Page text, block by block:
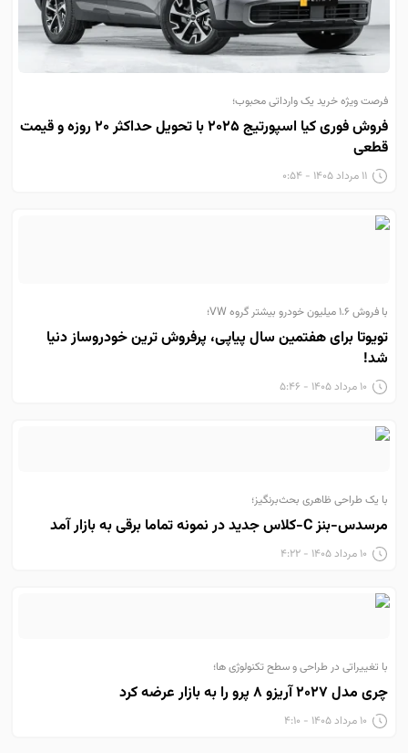
فرصت ویژه خرید یک وارداتی محبوب؛
فروش فوری کیا اسپورتیج ۲۰۲۵ با تحویل حداکثر ۲۰ روزه و قیمت
قطعی
۱۱ مرداد ۱۴۰۵ - ۰:۵۴
با فروش ۱.۶ میلیون خودرو بیشتر گروه VW؛
تویوتا برای هفتمین سال پیاپی، پرفروش ترین خودروساز دنیا
شد!
۱۰ مرداد ۱۴۰۵ - ۵:۴۶
با یک طراحی ظاهری بحث‌برنگیز؛
مرسدس-بنز C-کلاس جدید در نمونه تماما برقی به بازار آمد
۱۰ مرداد ۱۴۰۵ - ۴:۲۲
با تغییراتی در طراحی و سطح تکنولوژی ها؛
چری مدل ۲۰۲۷ آریزو ۸ پرو را به بازار عرضه کرد
۱۰ مرداد ۱۴۰۵ - ۴:۱۰